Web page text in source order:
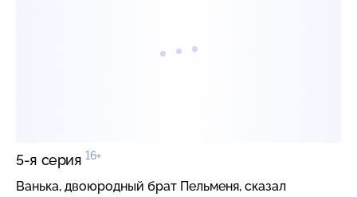
5-я серия 16+
Ванька, двоюродный брат Пельменя, сказал